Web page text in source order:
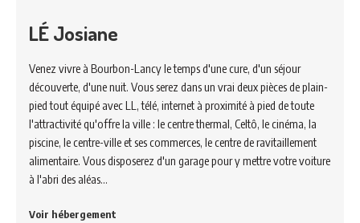
LÉ Josiane
Venez vivre à Bourbon-Lancy le temps d'une cure, d'un séjour
découverte, d'une nuit. Vous serez dans un vrai deux pièces de plain-
pied tout équipé avec LL, télé, internet à proximité à pied de toute
l'attractivité qu'offre la ville : le centre thermal, Celtô, le cinéma, la
piscine, le centre-ville et ses commerces, le centre de ravitaillement
alimentaire. Vous disposerez d'un garage pour y mettre votre voiture
à l'abri des aléas…
Voir hébergement